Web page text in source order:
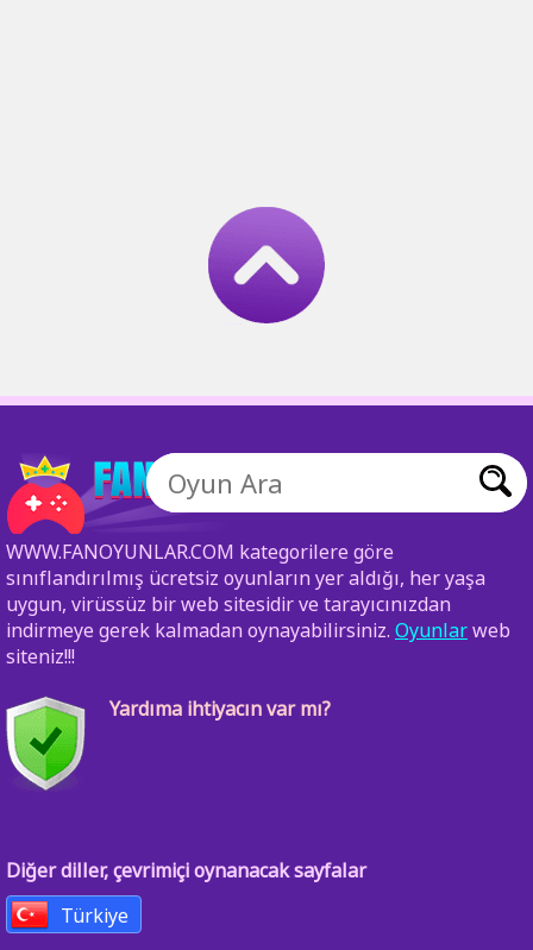
WWW.FANOYUNLAR.COM kategorilere göre
sınıflandırılmış ücretsiz oyunların yer aldığı, her yaşa
uygun, virüssüz bir web sitesidir ve tarayıcınızdan
indirmeye gerek kalmadan oynayabilirsiniz. Oyunlarweb
siteniz!!!
Yardıma ihtiyacın var mı?
Diğer diller, çevrimiçi oynanacak sayfalar
Türkiye